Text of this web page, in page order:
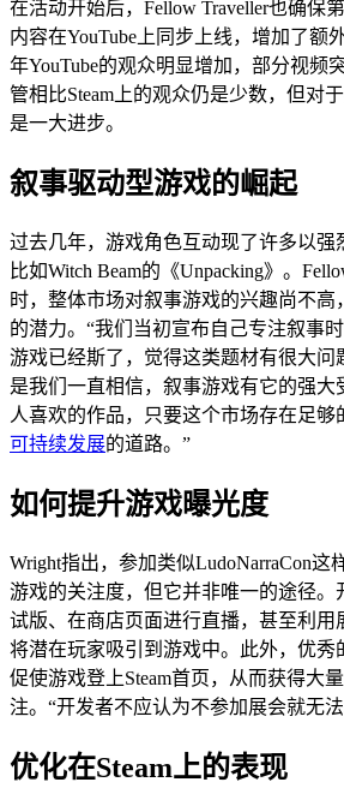
在活动开始后，Fellow Traveller也确保
内容在YouTube上同步上线，增加了额
年YouTube的观众明显增加，部分视频
管相比Steam上的观众仍是少数，但对
是一大进步。
叙事驱动型游戏的崛起
过去几年，游戏角色互动现了许多以强
比如Witch Beam的《Unpacking》。
时，整体市场对叙事游戏的兴趣尚不高
的潜力。“我们当初宣布自己专注叙事
游戏已经斯了，觉得这类题材有很大问
是我们一直相信，叙事游戏有它的强大
人喜欢的作品，只要这个市场存在足够
可持续发展的道路。”
如何提升游戏曝光度
Wright指出，参加类似LudoNarraCon这
游戏的关注度，但它并非唯一的途径。
试版、在商店页面进行直播，甚至利用
将潜在玩家吸引到游戏中。此外，优秀
促使游戏登上Steam首页，从而获得大
注。“开发者不应认为不参加展会就无
优化在Steam上的表现